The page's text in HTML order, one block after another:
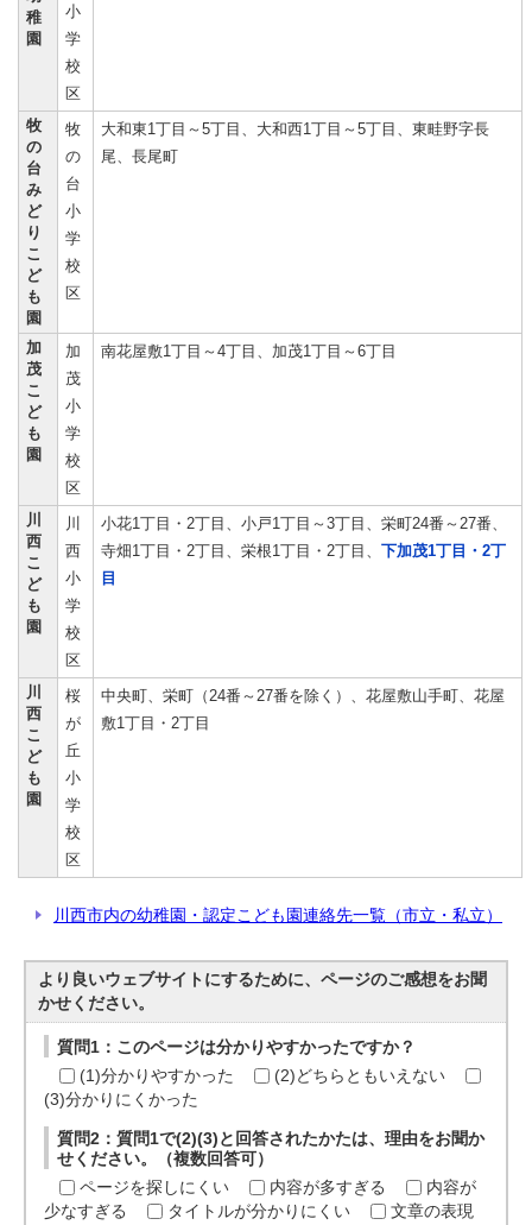
稚
園
小
学
校
区
牧
の
台
み
ど
り
こ
ど
も
園
牧
の
台
小
学
校
区
大和東1丁目～5丁目、大和西1丁目～5丁目、東畦野字長
尾、長尾町
加
茂
こ
ど
も
園
加
茂
小
学
校
区
南花屋敷1丁目～4丁目、加茂1丁目～6丁目
川
西
こ
ど
も
園
川
西
小
学
校
区
小花1丁目・2丁目、小戸1丁目～3丁目、栄町24番～27番、
寺畑1丁目・2丁目、栄根1丁目・2丁目、 下加茂1丁目・2丁
目
川
西
こ
ど
も
園
桜
が
丘
小
学
校
区
中央町、栄町（24番～27番を除く）、花屋敷山手町、花屋
敷1丁目・2丁目
川西市内の幼稚園・認定こども園連絡先一覧（市立・私立）
より良いウェブサイトにするために、ページのご感想をお聞
かせください。
質問1：このページは分かりやすかったですか？
(1)分かりやすかった
(2)どちらともいえない
(3)分かりにくかった
質問2：質問1で(2)(3)と回答されたかたは、理由をお聞か
せください。（複数回答可）
ページを探しにくい
内容が多すぎる
内容が
少なすぎる
タイトルが分かりにくい
文章の表現